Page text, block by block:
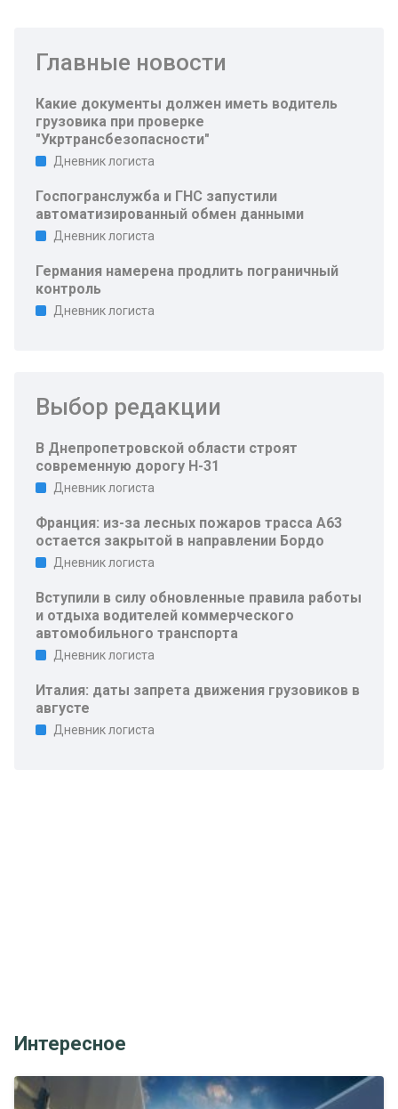
Главные новости
Какие документы должен иметь водитель
грузовика при проверке
"Укртрансбезопасности"
Дневник логиста
Госпогранслужба и ГНС запустили
автоматизированный обмен данными
Дневник логиста
Германия намерена продлить пограничный
контроль
Дневник логиста
Выбор редакции
В Днепропетровской области строят
современную дорогу Н-31
Дневник логиста
Франция: из-за лесных пожаров трасса A63
остается закрытой в направлении Бордо
Дневник логиста
Вступили в силу обновленные правила работы
и отдыха водителей коммерческого
автомобильного транспорта
Дневник логиста
Италия: даты запрета движения грузовиков в
августе
Дневник логиста
Интересное